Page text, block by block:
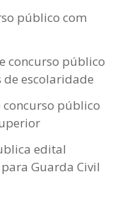
público com
concurso público
de escolaridade
concurso público
edital
Guarda Civil